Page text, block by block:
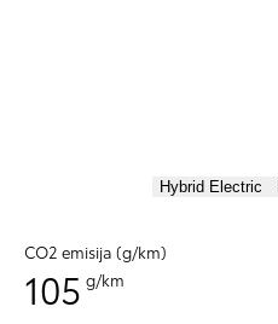
Hybrid Electric
CO2 emisija (g/km)
105 g/km